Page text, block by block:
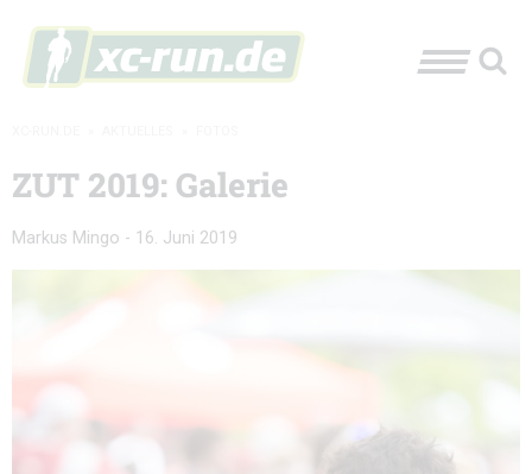
ZUT 2019: Galerie
Markus Mingo - 16. Juni 2019